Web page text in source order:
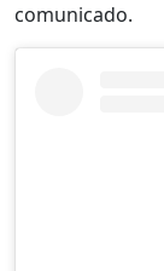
comunicado.